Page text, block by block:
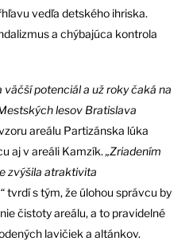
vedľa detského ihriska.
a chýbajúca kontrola
väčší potenciál a už roky čaká na
lesov Bratislava
areálu Partizánska lúka
aj v areáli Kamzík. „Zriadením
zvýšila atraktivita
tvrdí s tým, že úlohou správcu by
čistoty areálu, a to pravidelné
lavičiek a altánkov.